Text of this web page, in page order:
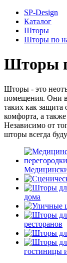
SP-Design
Каталог
Шторы
Шторы по
Шторы
Шторы - это
помещения. Они
таких как защита
комфорта, а
Независимо от
шторы всегда
дома
ресторанов
гостиницы